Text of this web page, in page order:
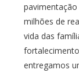
milhões de
vida das
entregamos